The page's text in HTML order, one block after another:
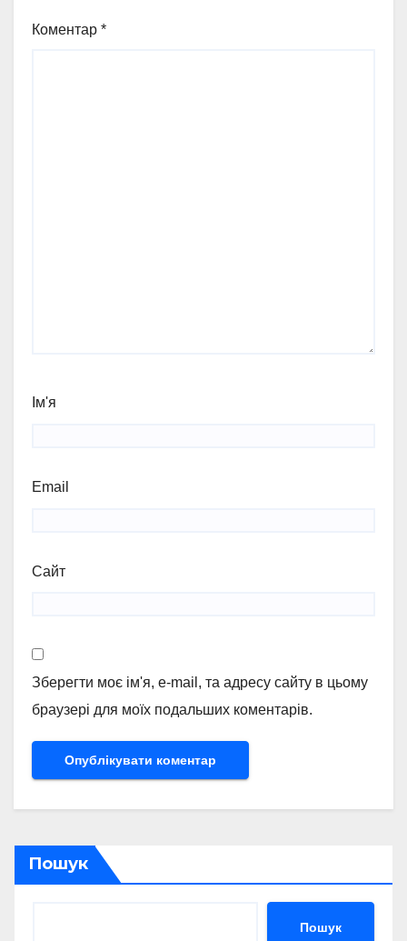
Коментар *
Ім'я
Email
Сайт
Зберегти моє ім'я, e-mail, та адресу сайту в цьому
браузері для моїх подальших коментарів.
Пошук
Пошук